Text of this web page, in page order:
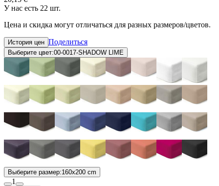
У нас есть 22 шт.
Цена и скидка могут отличаться для разных размеров/цветов.
История цен Поделиться
Выберите цвет:00-0017-SHADOW LIME
Выберите размер:160x200 cm
1